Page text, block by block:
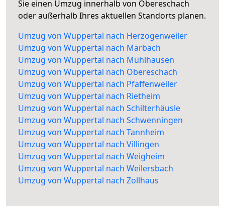
Sie einen Umzug innerhalb von Obereschach
oder außerhalb Ihres aktuellen Standorts planen.
Umzug von Wuppertal nach Herzogenweiler
Umzug von Wuppertal nach Marbach
Umzug von Wuppertal nach Mühlhausen
Umzug von Wuppertal nach Obereschach
Umzug von Wuppertal nach Pfaffenweiler
Umzug von Wuppertal nach Rietheim
Umzug von Wuppertal nach Schilterhäusle
Umzug von Wuppertal nach Schwenningen
Umzug von Wuppertal nach Tannheim
Umzug von Wuppertal nach Villingen
Umzug von Wuppertal nach Weigheim
Umzug von Wuppertal nach Weilersbach
Umzug von Wuppertal nach Zollhaus